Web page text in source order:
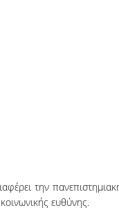
την
ευθύνης.